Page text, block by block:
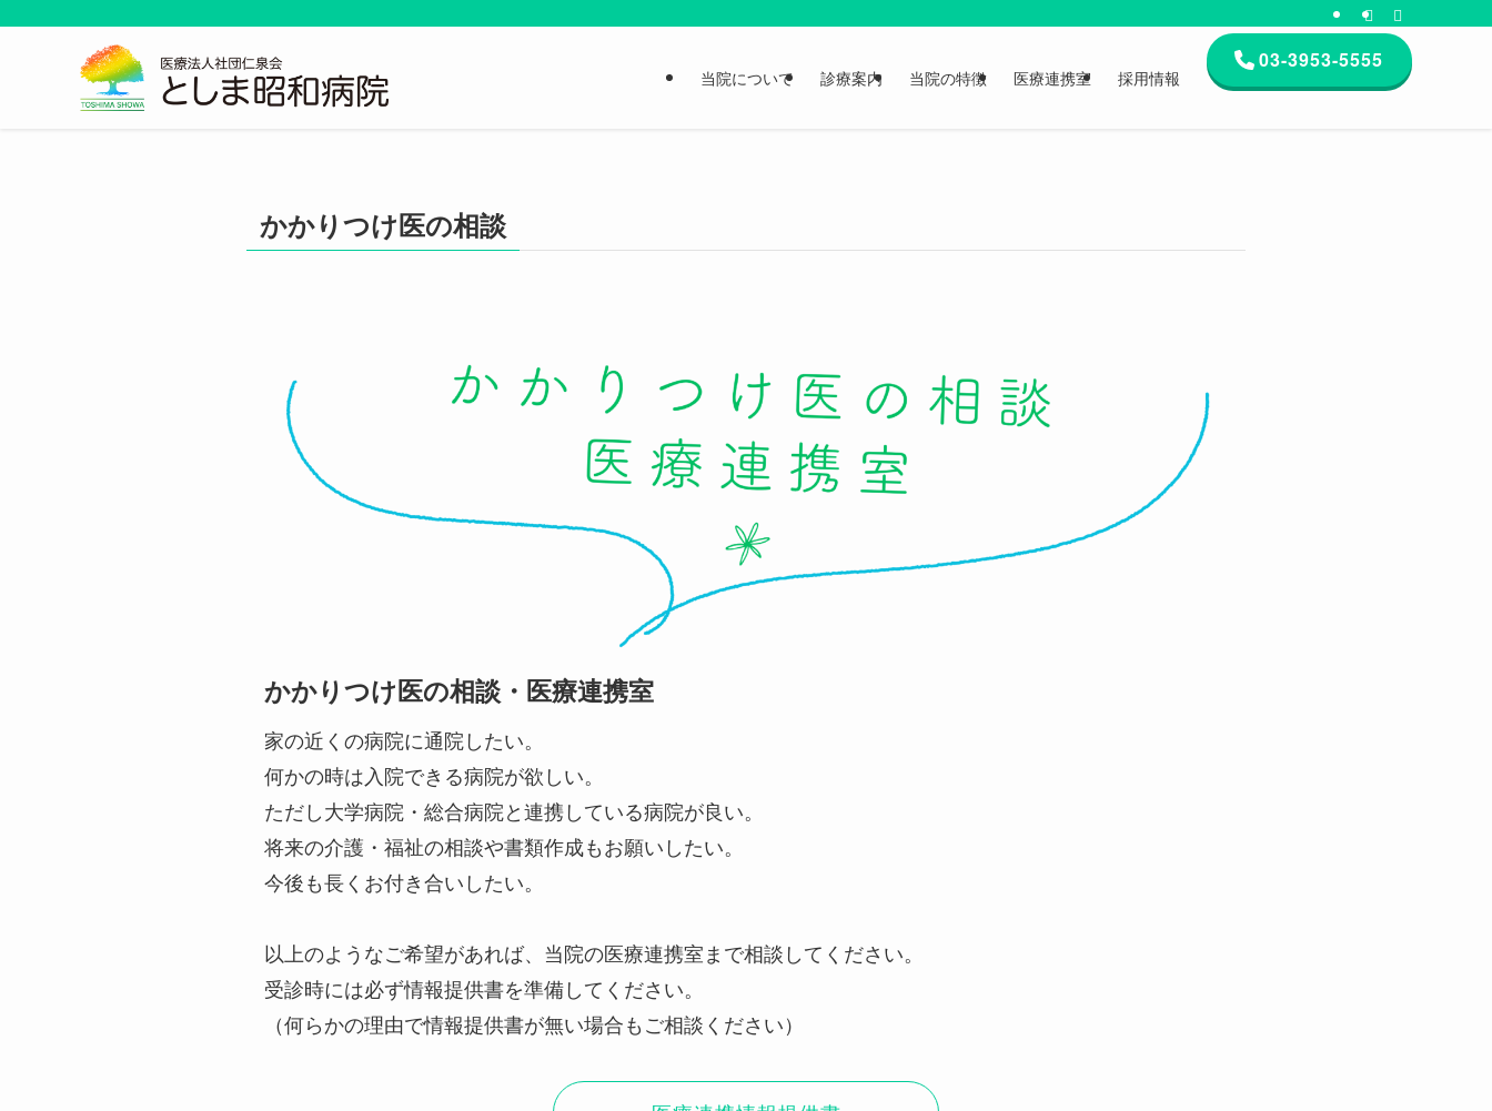
当院について 診療案内 当院の特徴 医療連携室 採用情報
03-3953-5555
かかりつけ医の相談
かかりつけ医の相談・医療連携室
家の近くの病院に通院したい。
何かの時は入院できる病院が欲しい。
ただし大学病院・総合病院と連携している病院が良い。
将来の介護・福祉の相談や書類作成もお願いしたい。
今後も長くお付き合いしたい。
以上のようなご希望があれば、当院の医療連携室まで相談してください。
受診時には必ず情報提供書を準備してください。
（何らかの理由で情報提供書が無い場合もご相談ください）